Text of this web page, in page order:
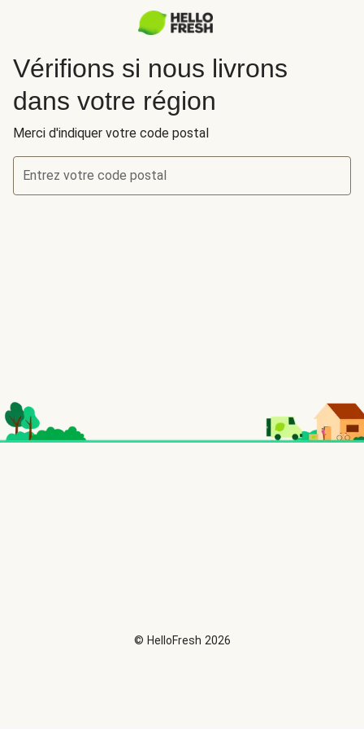
Vérifions si nous livrons
dans votre région
Merci d'indiquer votre code postal
Entrez votre code postal
© HelloFresh 2026